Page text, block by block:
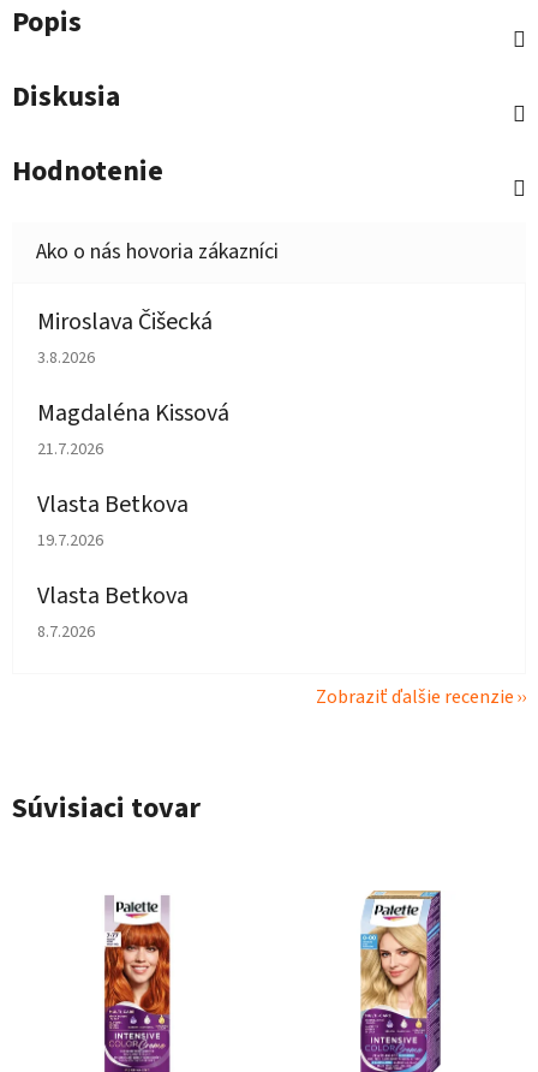
Popis
Diskusia
Hodnotenie
Miroslava Čišecká
Hodnotenie obchodu je 1 z 5 hviezdičiek.
3.8.2026
Magdaléna Kissová
Hodnotenie obchodu je 5 z 5 hviezdičiek.
21.7.2026
Vlasta Betkova
Hodnotenie obchodu je 5 z 5 hviezdičiek.
19.7.2026
Vlasta Betkova
Hodnotenie obchodu je 4 z 5 hviezdičiek.
8.7.2026
Zobraziť ďalšie recenzie
Súvisiaci tovar